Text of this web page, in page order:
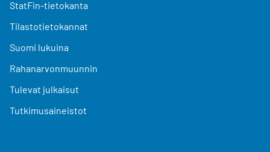
StatFin-tietokanta
Tilastotietokannat
Suomi lukuina
Rahanarvonmuunnin
Tulevat julkaisut
Tutkimusaineistot